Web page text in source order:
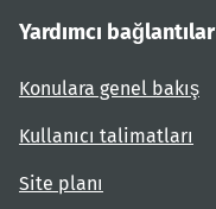
Yardımcı bağlantılar
Konulara genel bakış
Kullanıcı talimatları
Site planı